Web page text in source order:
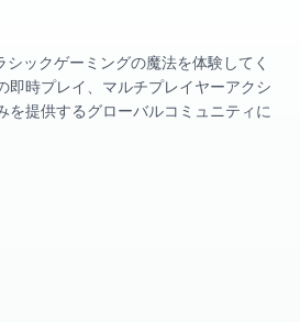
ックゲーミングの魔法を体験してく
即時プレイ、マルチプレイヤーアクシ
を提供するグローバルコミュニティに